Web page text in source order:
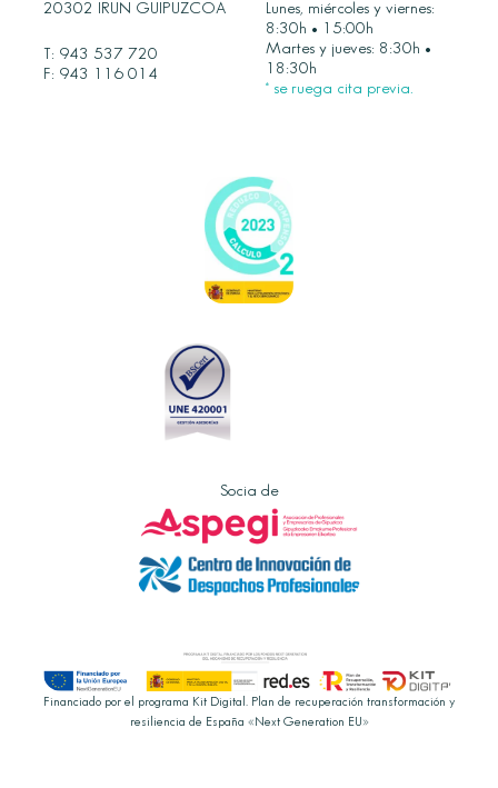
20302 IRUN GUIPUZCOA
T: 943 537 720
F: 943 116 014
Lunes, miércoles y viernes:
8:30h • 15:00h
Martes y jueves: 8:30h •
18:30h
* se ruega cita previa.
Socia de
Financiado por el programa Kit Digital. Plan de recuperación transformación y
resiliencia de España «Next Generation EU»